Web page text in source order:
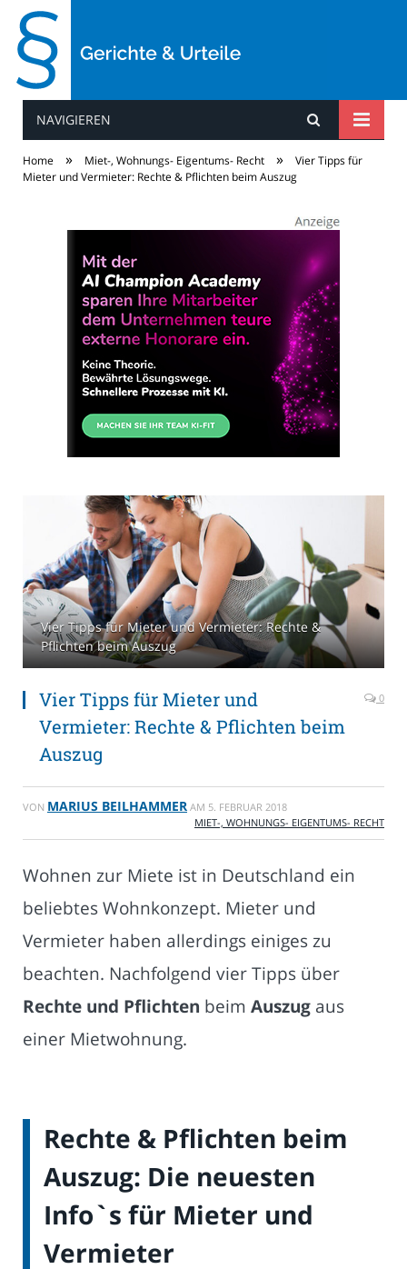
Gerichte & Urteile
NAVIGIEREN
Home » Miet-, Wohnungs- Eigentums- Recht »
Vier Tipps für
Mieter und Vermieter: Rechte & Pflichten beim Auszug
Vier Tipps für Mieter und Vermieter: Rechte &
Pflichten beim Auszug
Vier Tipps für Mieter und
Vermieter: Rechte & Pflichten beim
Auszug
0
VON MARIUS BEILHAMMER AM 5. FEBRUAR 2018
MIET-, WOHNUNGS- EIGENTUMS- RECHT
Wohnen zur Miete ist in Deutschland ein
beliebtes Wohnkonzept. Mieter und
Vermieter haben allerdings einiges zu
beachten. Nachfolgend vier Tipps über
Rechte und Pflichten beim Auszug aus
einer Mietwohnung.
Rechte & Pflichten beim
Auszug: Die neuesten
Info`s für Mieter und
Vermieter